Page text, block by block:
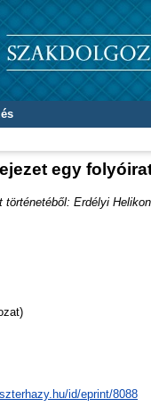
egy
történetéből: Erdélyi
id/eprint/8088